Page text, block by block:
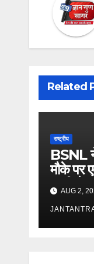
Related
राष्ट्रीय
BSNL
मौके पर
4जी
प्लान’
AUG 2,